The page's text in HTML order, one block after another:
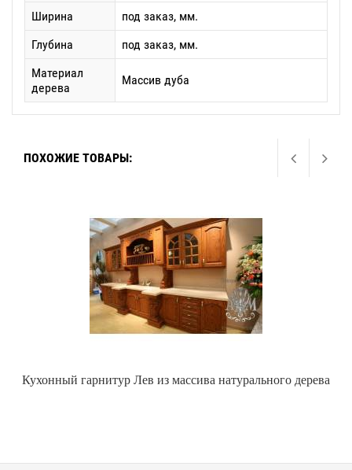
Ширина
под заказ, мм.
Глубина
под заказ, мм.
Материал
дерева
Массив дуба
ПОХОЖИЕ ТОВАРЫ:
Кухонный гарнитур Лев из массива натурального дерева